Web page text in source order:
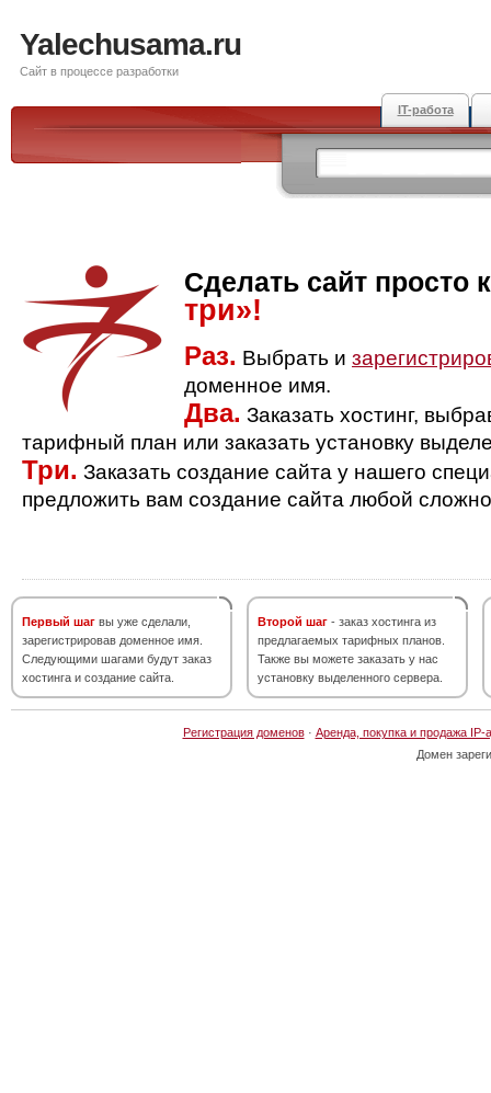
Yalechusama.ru
Сайт в процессе разработки
IT-работа
Сделать сайт просто
три»!
Раз. Выбрать и
доменное имя.
Два. Заказать хостинг,
тарифный план или заказать установку
Три. Заказать создание сайта у нашего
предложить вам создание сайта любой
Первый шаг вы уже сделали,
зарегистрировав доменное имя.
Следующими шагами будут заказ
хостинга и создание сайта.
Второй шаг - заказ хостинга из
предлагаемых тарифных планов.
Также вы можете заказать у нас
установку выделенного сервера.
Регистрация доменов· Аренда, покупка и продажа IP-
Домен